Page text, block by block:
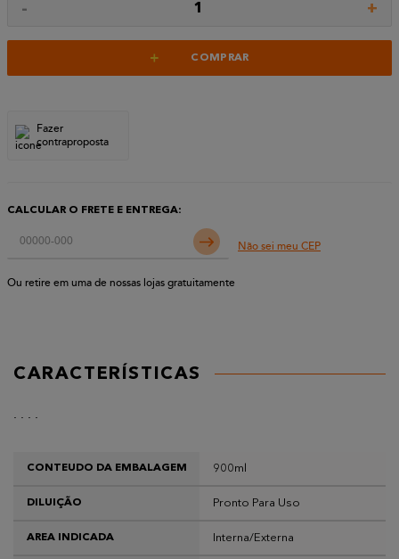
- 1 +
+ COMPRAR
Fazer
contraproposta
CALCULAR O FRETE E ENTREGA:
Não sei meu CEP
Ou retire em uma de nossas lojas gratuitamente
CARACTERÍSTICAS
. . . .
CONTEUDO DA EMBALAGEM 900ml
DILUIÇÃO Pronto Para Uso
AREA INDICADA Interna/Externa